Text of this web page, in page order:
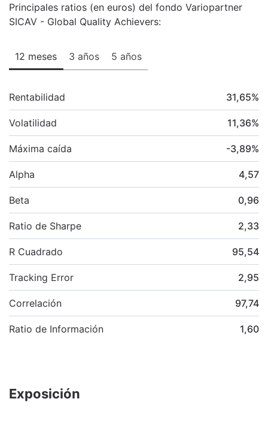
Principales ratios (en euros) del fondo Variopartner
SICAV - Global Quality Achievers:
12 meses 3 años 5 años
Rentabilidad 31,65%
Volatilidad 11,36%
Máxima caída -3,89%
Alpha 4,57
Beta 0,96
Ratio de Sharpe 2,33
R Cuadrado 95,54
Tracking Error 2,95
Correlación 97,74
Ratio de Información 1,60
Exposición